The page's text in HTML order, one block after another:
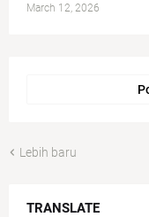
March 12, 2026
Lebih baru
TRANSLATE